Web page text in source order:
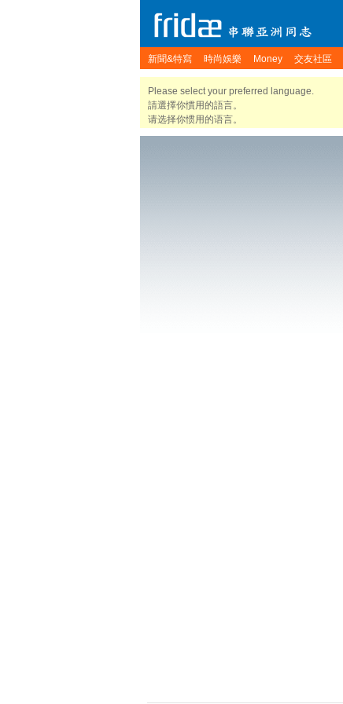
新聞&特寫 時尚娛樂 Money 交友社區
Please select your preferred language.
請選擇你慣用的語言。
请选择你惯用的语言。